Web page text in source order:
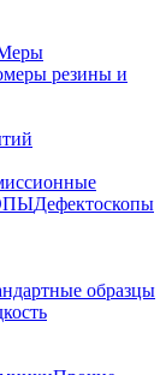
резины и
Дефектоскопы
образцы